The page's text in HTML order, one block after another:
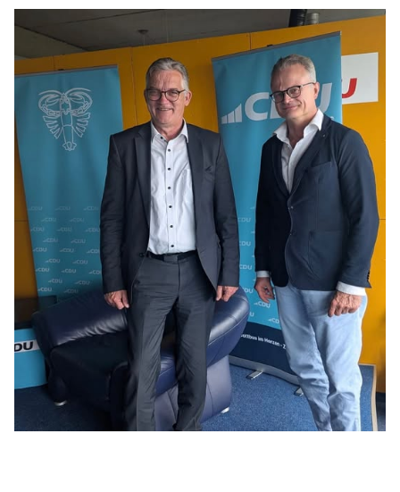
POLITIK
SICHERHEIT UND ZUSAMMENHALT
MITTELSTAND UND INDUSTRIE
BILDUNG
IDENTITÄT
MEINE 10 PUNKTE
PRAKTIKUM
LINKS